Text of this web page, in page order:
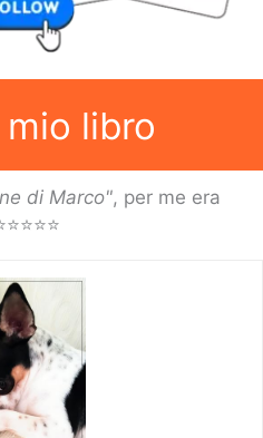
libro
di Marco", per me era